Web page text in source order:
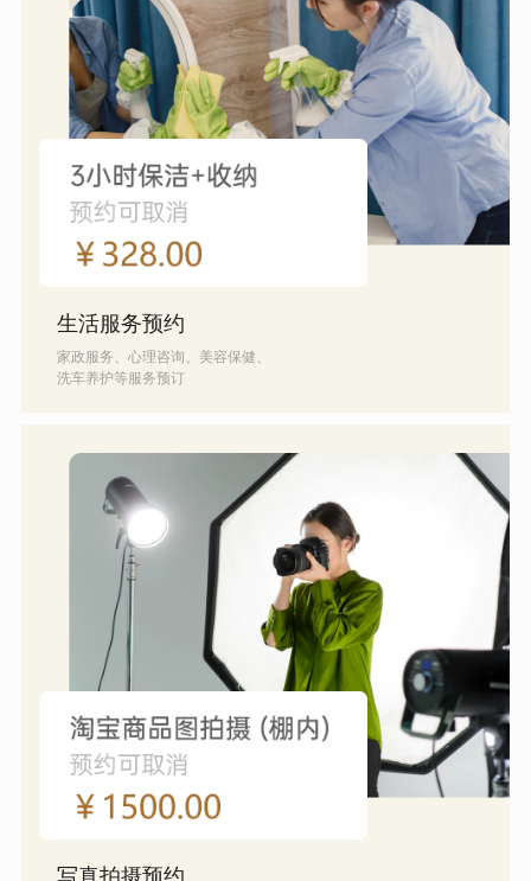
生活服务预约
家政服务、心理咨询、美容保健、
洗车养护等服务预订
写真拍摄预约